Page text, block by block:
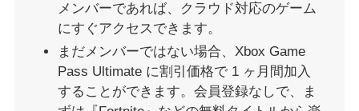
メンバーであれば、クラウド対応のゲーム
にすぐアクセスできます。
まだメンバーではない場合、Xbox Game
Pass Ultimate に割引価格で 1 ヶ月間加入
することができます。会員登録なしで、ま